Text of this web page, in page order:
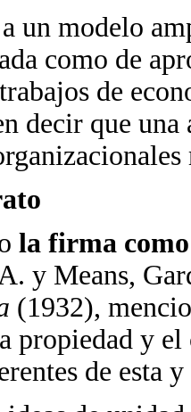
un modelo
como de
de
decir que
la firma
y Means,
(1932),
propiedad y
de esta